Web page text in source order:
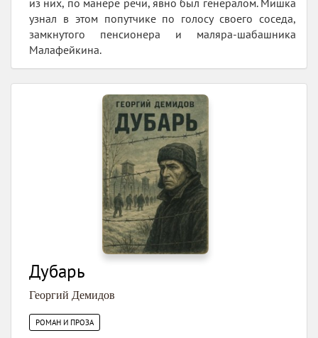
из них, по манере речи, явно был генералом. Мишка
узнал в этом попутчике по голосу своего соседа,
замкнутого пенсионера и маляра-шабашника
Малафейкина.
Дубарь
Георгий Демидов
РОМАН И ПРОЗА